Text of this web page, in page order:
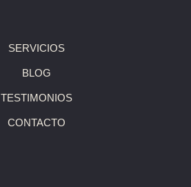
SERVICIOS
BLOG
TESTIMONIOS
CONTACTO